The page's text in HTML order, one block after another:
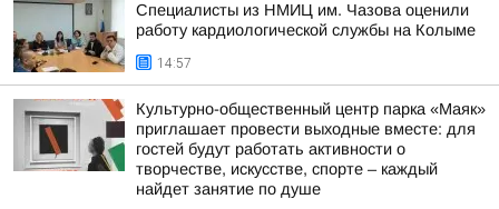
Специалисты из НМИЦ им. Чазова оценили
работу кардиологической службы на Колыме
14:57
Культурно-общественный центр парка «Маяк»
приглашает провести выходные вместе: для
гостей будут работать активности о
творчестве, искусстве, спорте – каждый
найдет занятие по душе